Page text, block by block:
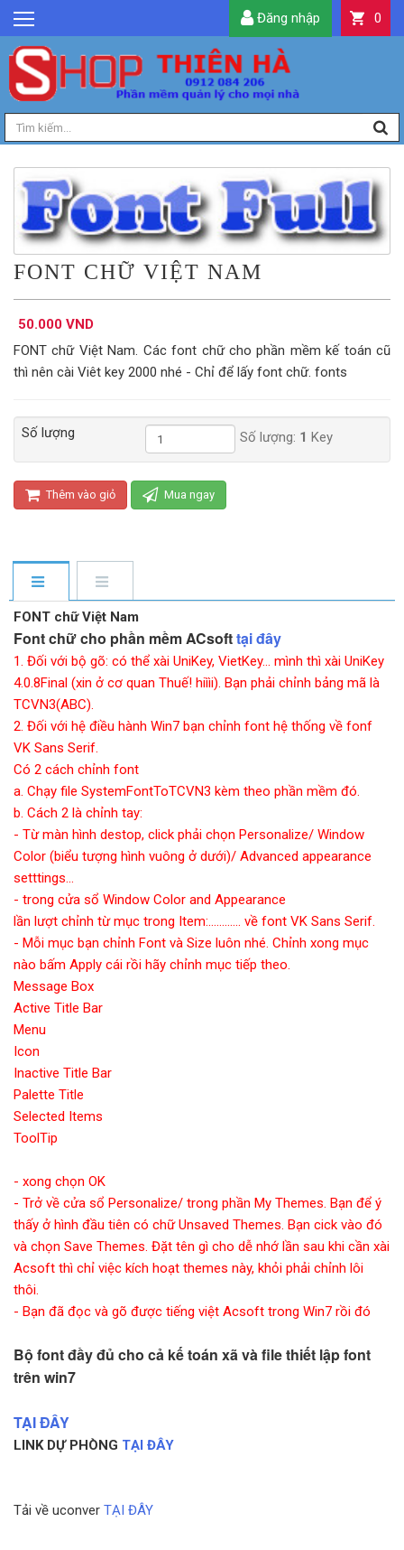
GIỚI THIỆU
TIN TỨC
SẢN PHẨM
DỊCH VỤ
LIÊN HỆ
TIỆN ÍCH
QUẢN LÝ
0
Đăng nhập
FONT CHỮ VIỆT NAM
50.000 VND
FONT chữ Việt Nam. Các font chữ cho phần mềm kế toán cũ
thì nên cài Viêt key 2000 nhé - Chỉ để lấy font chữ. fonts
Số lượng Số lượng: 1 Key
Thêm vào giỏ Mua ngay
FONT chữ Việt Nam
Font chữ cho phần mềm ACsofttại đây
1. Đối với bộ gõ: có thể xài UniKey, VietKey... mình thì xài UniKey
4.0.8Final (xin ở cơ quan Thuế! hiììi). Bạn phải chỉnh bảng mã là
TCVN3(ABC).
2. Đối với hệ điều hành Win7 bạn chỉnh font hệ thống về fonf
VK Sans Serif.
Có 2 cách chỉnh font
a. Chạy file SystemFontToTCVN3 kèm theo phần mềm đó.
b. Cách 2 là chỉnh tay:
- Từ màn hình destop, click phải chọn Personalize/ Window
Color (biểu tượng hình vuông ở dưới)/ Advanced appearance
setttings...
- trong cửa sổ Window Color and Appearance
lần lượt chỉnh từ mục trong Item:............ về font VK Sans Serif.
- Mỗi mục bạn chỉnh Font và Size luôn nhé. Chỉnh xong mục
nào bấm Apply cái rồi hãy chỉnh mục tiếp theo.
Message Box
Active Title Bar
Menu
Icon
Inactive Title Bar
Palette Title
Selected Items
ToolTip
- xong chọn OK
- Trở về cửa sổ Personalize/ trong phần My Themes. Bạn để ý
thấy ở hình đầu tiên có chữ Unsaved Themes. Bạn cick vào đó
và chọn Save Themes. Đặt tên gì cho dễ nhớ lần sau khi cần xài
Acsoft thì chỉ việc kích hoạt themes này, khỏi phải chỉnh lôi
thôi.
- Bạn đã đọc và gõ được tiếng việt Acsoft trong Win7 rồi đó
Bộ font đầy đủ cho cả kế toán xã và file thiết lập font
trên win7
TẠI ĐÂY
LINK DỰ PHÒNG TẠI ĐÂY
Tải về uconver TẠI ĐÂY